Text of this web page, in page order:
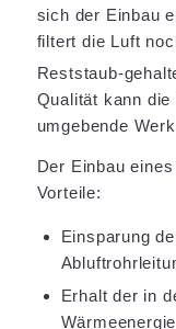
sich der Einbau
filtert die Luft
Reststaub-
Qualität kann
umgebende
Der Einbau
Vorteile:
Einsparung
Erhalt der in